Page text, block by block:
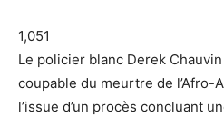
1,051
Le policier blanc Derek
coupable du meurtre de l’Afro-
l’issue d’un procès concluant